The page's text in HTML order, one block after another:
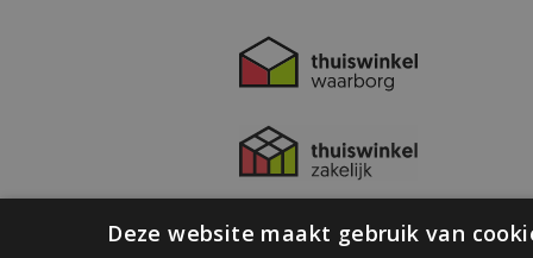
Deze website maakt gebruik van